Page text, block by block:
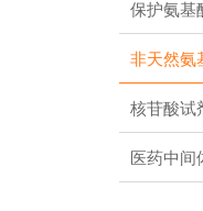
保护氨基
非天然氨
核苷酸试
医药中间